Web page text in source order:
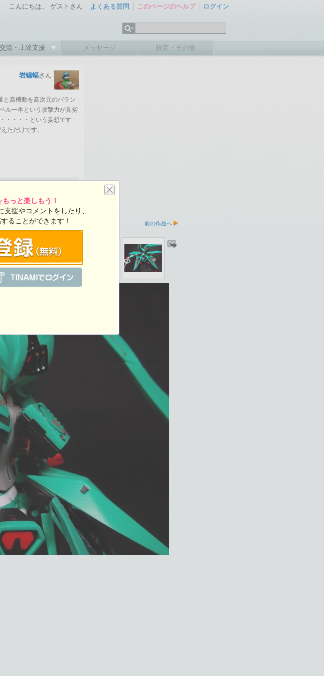
こんにちは、 ゲストさん よくある質問 このページのヘルプ ログイン
交流・上達支援 メッセージ 設定・その他
岩蝙蝠さん
と高機動を高次元のバラン
ル一本という攻撃力が見劣
・・・・という妄想です
ただけです。
稿 ／ 1600×1200ピクセル
品一覧 前の作品へ
っと楽しもう！
援やコメントをしたり、
ることができます！